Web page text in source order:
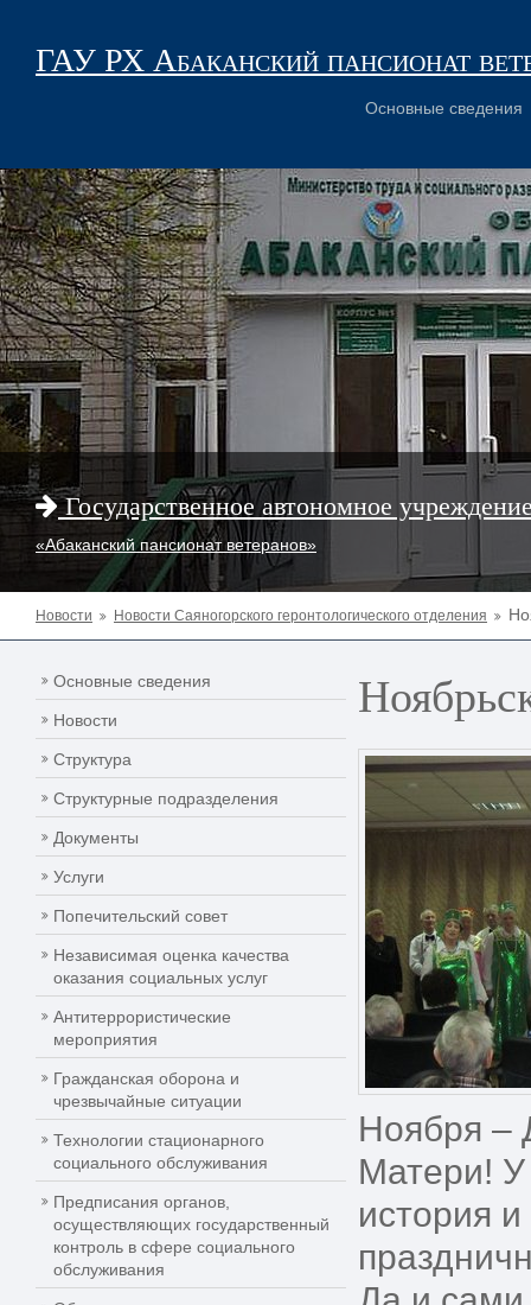
ГАУ РХ Абаканский пансионат
Основные сведения
Государственное автономное
«Абаканский пансионат ветеранов»
Новости Новости Саяногорского геронтологического отделения
Основные сведения
Новости
Структура
Структурные подразделения
Документы
Услуги
Попечительский совет
Независимая оценка качества
оказания социальных услуг
Антитеррористические
мероприятия
Гражданская оборона и
чрезвычайные ситуации
Технологии стационарного
социального обслуживания
Предписания органов,
осуществляющих государственный
контроль в сфере социального
обслуживания
Ноября –
Матери! У
история